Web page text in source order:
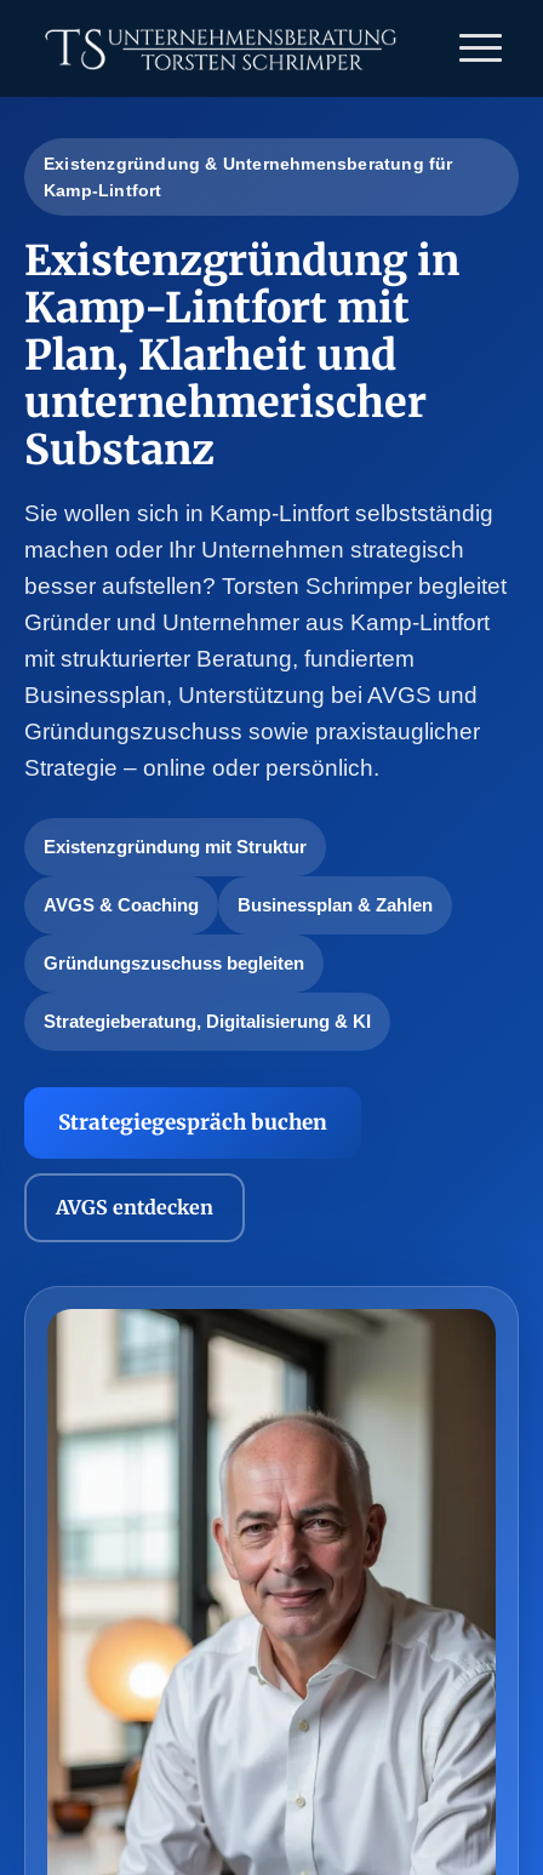
Existenzgründung & Unternehmensberatung für
Kamp-Lintfort
Existenzgründung in
Kamp-Lintfort mit
Plan, Klarheit und
unternehmerischer
Substanz
Sie wollen sich in Kamp-Lintfort selbstständig
machen oder Ihr Unternehmen strategisch
besser aufstellen? Torsten Schrimper begleitet
Gründer und Unternehmer aus Kamp-Lintfort
mit strukturierter Beratung, fundiertem
Businessplan, Unterstützung bei AVGS und
Gründungszuschuss sowie praxistauglicher
Strategie – online oder persönlich.
Existenzgründung mit Struktur
AVGS & Coaching Businessplan & Zahlen
Gründungszuschuss begleiten
Strategieberatung, Digitalisierung & KI
Strategiegespräch buchen
AVGS entdecken